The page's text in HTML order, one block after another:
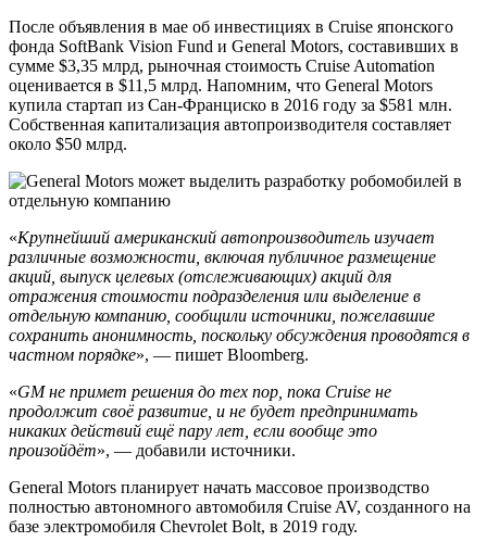
После объявления в мае об инвестициях в Cruise японского
фонда SoftBank Vision Fund и General Motors, составивших в
сумме $3,35 млрд, рыночная стоимость Cruise Automation
оценивается в $11,5 млрд. Напомним, что General Motors
купила стартап из Сан-Франциско в 2016 году за $581 млн.
Собственная капитализация автопроизводителя составляет
около $50 млрд.
«Крупнейший американский автопроизводитель изучает
различные возможности, включая публичное размещение
акций, выпуск целевых (отслеживающих) акций для
отражения стоимости подразделения или выделение в
отдельную компанию, сообщили источники, пожелавшие
сохранить анонимность, поскольку обсуждения проводятся в
частном порядке», — пишет Bloomberg.
«GM не примет решения до тех пор, пока Cruise не
продолжит своё развитие, и не будет предпринимать
никаких действий ещё пару лет, если вообще это
произойдёт», — добавили источники.
General Motors планирует начать массовое производство
полностью автономного автомобиля Cruise AV, созданного на
базе электромобиля Chevrolet Bolt, в 2019 году.